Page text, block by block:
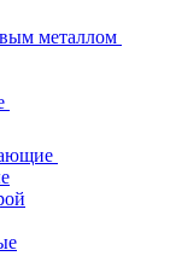
металлом